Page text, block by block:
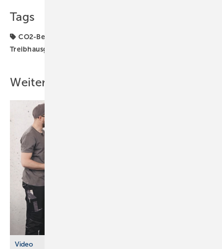
Tags
CO2-Bepreisung
Treibhausgasemissionen
Weitere Inhalte
Video